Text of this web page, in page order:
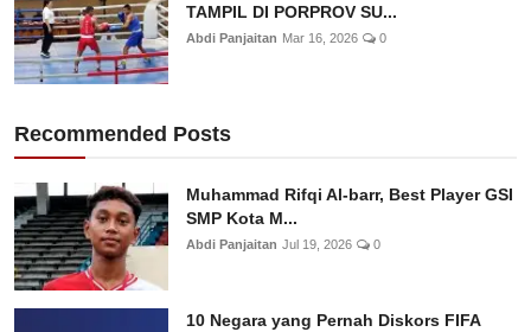
TAMPIL DI PORPROV SU...
Abdi Panjaitan Mar 16, 2026 0
Recommended Posts
Muhammad Rifqi Al-barr, Best Player GSI
SMP Kota M...
Abdi Panjaitan Jul 19, 2026 0
10 Negara yang Pernah Diskors FIFA